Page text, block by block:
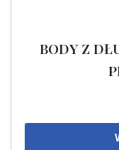
BODY Z